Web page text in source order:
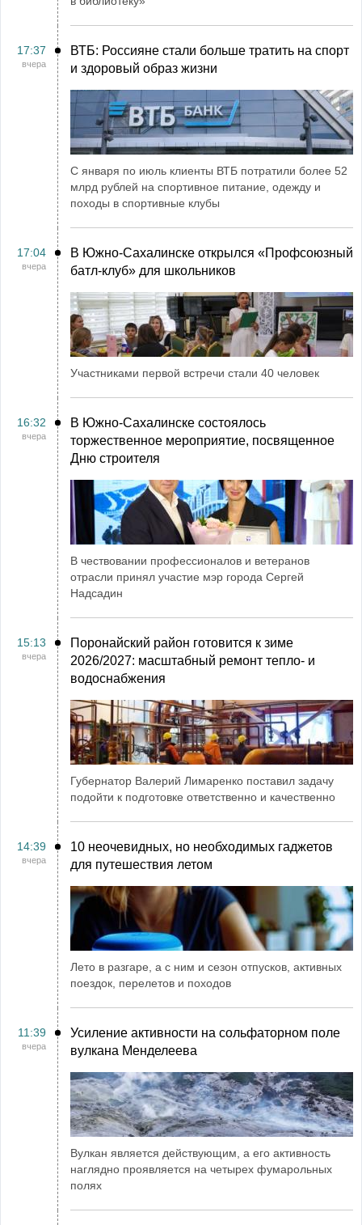
17:37
вчера
ВТБ: Россияне стали больше тратить на спорт
и здоровый образ жизни
С января по июль клиенты ВТБ потратили более 52
млрд рублей на спортивное питание, одежду и
походы в спортивные клубы
17:04
вчера
В Южно-Сахалинске открылся «Профсоюзный
батл-клуб» для школьников
Участниками первой встречи стали 40 человек
16:32
вчера
В Южно-Сахалинске состоялось
торжественное мероприятие, посвященное
Дню строителя
В чествовании профессионалов и ветеранов
отрасли принял участие мэр города Сергей
Надсадин
15:13
вчера
Поронайский район готовится к зиме
2026/2027: масштабный ремонт тепло- и
водоснабжения
Губернатор Валерий Лимаренко поставил задачу
подойти к подготовке ответственно и качественно
14:39
вчера
10 неочевидных, но необходимых гаджетов
для путешествия летом
Лето в разгаре, а с ним и сезон отпусков, активных
поездок, перелетов и походов
11:39
вчера
Усиление активности на сольфаторном поле
вулкана Менделеева
Вулкан является действующим, а его активность
наглядно проявляется на четырех фумарольных
полях